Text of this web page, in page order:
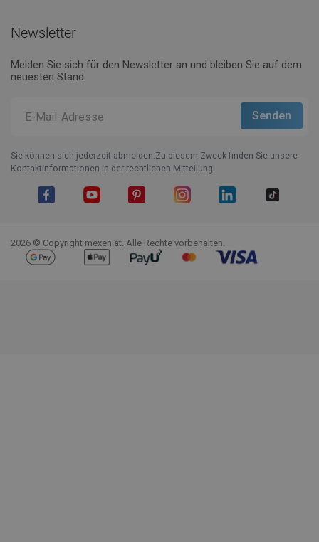
Newsletter
Melden Sie sich für den Newsletter an und bleiben Sie auf dem
neuesten Stand.
Sie können sich jederzeit abmelden.Zu diesem Zweck finden Sie unsere
Kontaktinformationen in der rechtlichen Mitteilung.
2026 © Copyright mexen.at. Alle Rechte vorbehalten.